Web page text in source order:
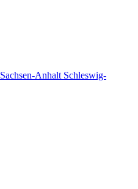
Sachsen-Anhalt Schleswig-